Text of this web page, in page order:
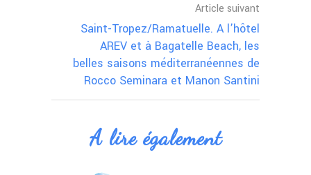
Article suivant
Saint-Tropez/Ramatuelle. A l’hôtel
AREV et à Bagatelle Beach, les
belles saisons méditerranéennes de
Rocco Seminara et Manon Santini
A lire également